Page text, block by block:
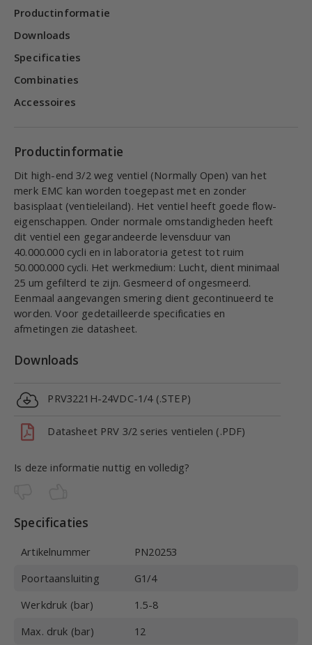
Productinformatie
Downloads
Specificaties
Combinaties
Accessoires
Productinformatie
Dit high-end 3/2 weg ventiel (Normally Open) van het
merk EMC kan worden toegepast met en zonder
basisplaat (ventieleiland). Het ventiel heeft goede flow-
eigenschappen. Onder normale omstandigheden heeft
dit ventiel een gegarandeerde levensduur van
40.000.000 cycli en in laboratoria getest tot ruim
50.000.000 cycli. Het werkmedium: Lucht, dient minimaal
25 um gefilterd te zijn. Gesmeerd of ongesmeerd.
Eenmaal aangevangen smering dient gecontinueerd te
worden. Voor gedetailleerde specificaties en
afmetingen zie datasheet.
Downloads
PRV3221H-24VDC-1/4 (.STEP)
Datasheet PRV 3/2 series ventielen (.PDF)
Is deze informatie nuttig en volledig?
Specificaties
Artikelnummer
PN20253
Poortaansluiting
G1/4
Werkdruk (bar)
1.5-8
Max. druk (bar)
12